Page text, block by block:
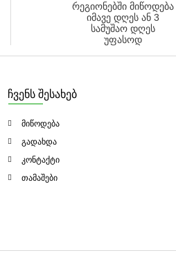
რეგიონებში მიწოდება
იმავე დღეს ან 3
სამუშაო დღეს
უფასოდ
ჩვენს შესახებ
მიწოდება
გადახდა
კონტაქტი
თამაშები